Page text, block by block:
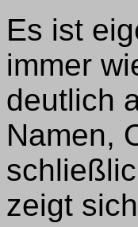
Es ist
immer
deutlich
Namen,
zeigt